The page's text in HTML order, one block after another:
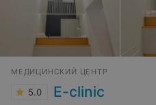
МЕДИЦИНСКИЙ ЦЕНТР
5.0 E-clinic